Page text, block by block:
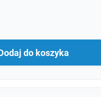
do koszyka